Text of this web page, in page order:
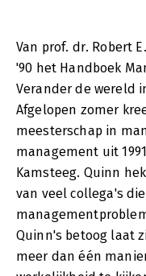
Van prof. dr. Robert
'90 het Handboek
Verander de wereld
Afgelopen zomer
meesterschap in
management uit
Kamsteeg. Quinn
van veel collega's
Quinn's betoog laat
meer dan één